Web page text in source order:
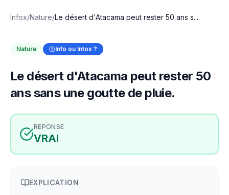
Infox/Nature/Le désert d'Atacama peut rester 50 ans s...
Nature Info ou Intox ?
Le désert d'Atacama peut rester 50
ans sans une goutte de pluie.
REPONSE
VRAI
EXPLICATION